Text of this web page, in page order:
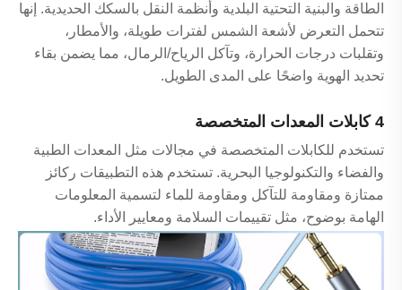
الطاقة والبنية التحتية البلدية وأنظمة النقل بالسكك الحديدية. إنها
تتحمل التعرض لأشعة الشمس لفترات طويلة، والأمطار،
وتقلبات درجات الحرارة، وتآكل الرياح/الرمال، مما يضمن بقاء
تحديد الهوية واضحًا على المدى الطويل.
4 كابلات المعدات المتخصصة
تستخدم للكابلات المتخصصة في مجالات مثل المعدات الطبية
والفضاء والتكنولوجيا البحرية. تستخدم هذه التطبيقات ركائز
ممتازة ومقاومة للتآكل ومقاومة للماء لتسمية المعلومات
الهامة بوضوح، مثل تقييمات السلامة ومعايير الأداء.